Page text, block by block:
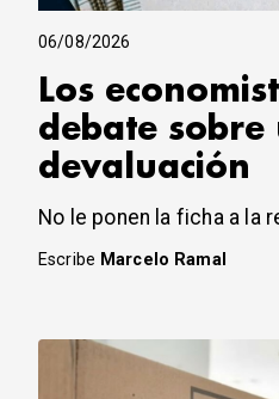
06/08/2026
Los
debate sobre
devaluación
No le ponen la ficha a la
Escribe Marcelo Ramal